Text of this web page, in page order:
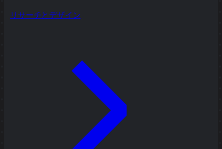
リサーチとデザイン